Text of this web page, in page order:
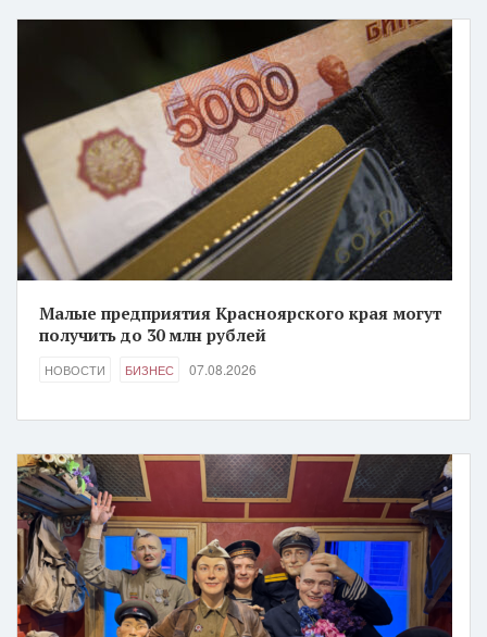
Малые предприятия Красноярского края могут
получить до 30 млн рублей
НОВОСТИ БИЗНЕС 07.08.2026